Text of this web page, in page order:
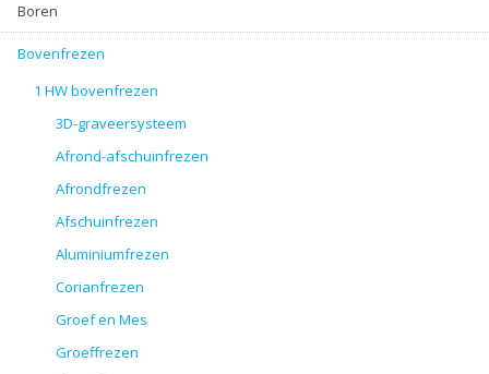
Boren
Bovenfrezen
1 HW bovenfrezen
3D-graveersysteem
Afrond-afschuinfrezen
Afrondfrezen
Afschuinfrezen
Aluminiumfrezen
Corianfrezen
Groef en Mes
Groeffrezen